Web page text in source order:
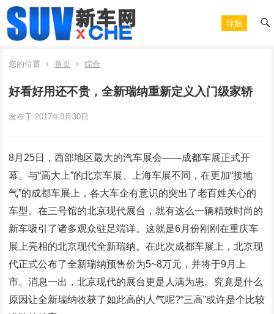
导航
您的位置 首页 综合
好看好用还不贵，全新瑞纳重新定义入门级家轿
发布于 2017年8月30日
8月25日，西部地区最大的汽车展会——成都车展正式开
幕。与“高大上”的北京车展、上海车展不同，在更加“接地
气”的成都车展上，各大车企有意识的突出了老百姓关心的
车型。在三号馆的北京现代展台，就有这么一辆精致时尚的
新车吸引了诸多观众驻足端详。这就是6月份刚刚在重庆车
展上亮相的北京现代全新瑞纳。在此次成都车展上，北京现
代正式公布了全新瑞纳预售价为5~8万元，并将于9月上
市。消息一出，北京现代的展台更是人满为患。究竟是什么
原因让全新瑞纳收获了如此高的人气呢?“三高”或许是个比较